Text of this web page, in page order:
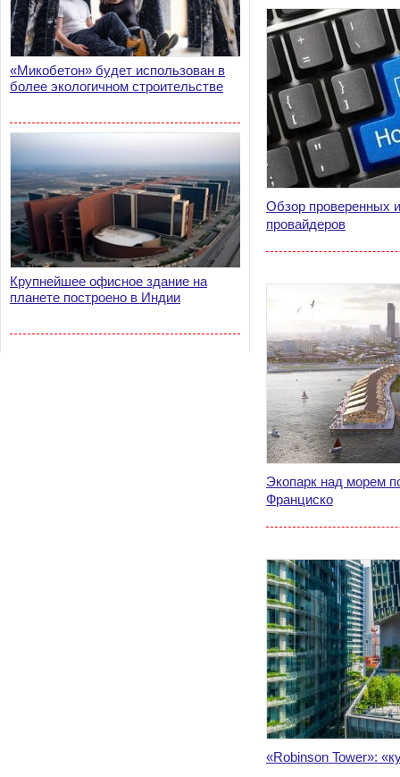
«Микобетон» будет использован в
более экологичном строительстве
Крупнейшее офисное здание на
планете построено в Индии
Обзор проверенных
провайдеров
Экопарк над морем
Франциско
«Robinson Tower»: